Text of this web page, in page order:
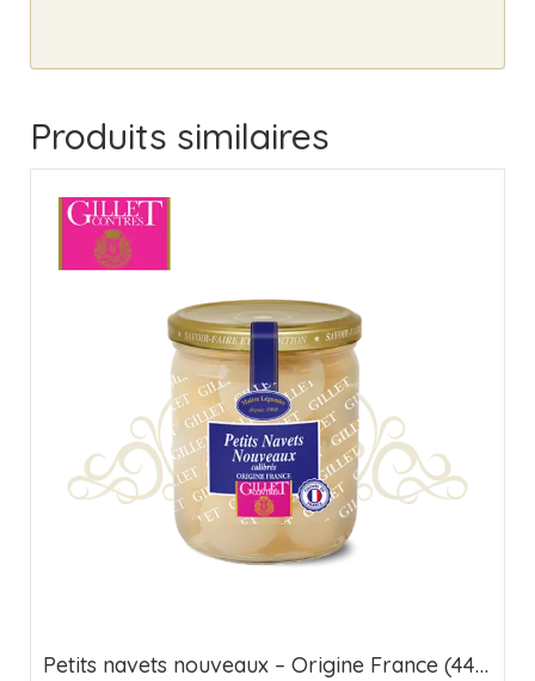
Produits similaires
Petits navets nouveaux – Origine France (44,5cl)